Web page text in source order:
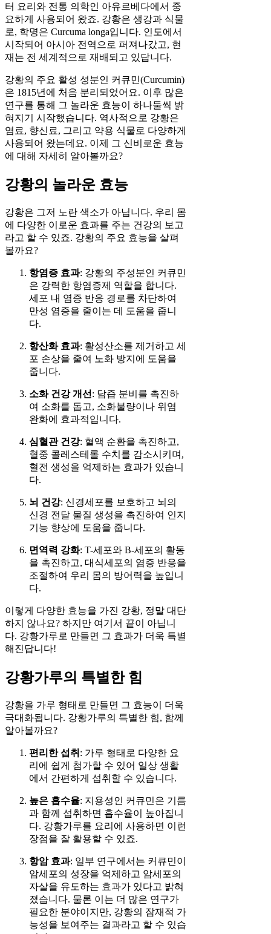
터 요리와 전통 의학인 아유르베다에서 중
요하게 사용되어 왔죠. 강황은 생강과 식물
로, 학명은 Curcuma longa입니다. 인도에서
시작되어 아시아 전역으로 퍼져나갔고, 현
재는 전 세계적으로 재배되고 있답니다.
강황의 주요 활성 성분인 커큐민(Curcumin)
은 1815년에 처음 분리되었어요. 이후 많은
연구를 통해 그 놀라운 효능이 하나둘씩 밝
혀지기 시작했습니다. 역사적으로 강황은
염료, 향신료, 그리고 약용 식물로 다양하게
사용되어 왔는데요. 이제 그 신비로운 효능
에 대해 자세히 알아볼까요?
강황의 놀라운 효능
강황은 그저 노란 색소가 아닙니다. 우리 몸
에 다양한 이로운 효과를 주는 건강의 보고
라고 할 수 있죠. 강황의 주요 효능을 살펴
볼까요?
항염증 효과: 강황의 주성분인 커큐민
은 강력한 항염증제 역할을 합니다.
세포 내 염증 반응 경로를 차단하여
만성 염증을 줄이는 데 도움을 줍니
다.
항산화 효과: 활성산소를 제거하고 세
포 손상을 줄여 노화 방지에 도움을
줍니다.
소화 건강 개선 : 담즙 분비를 촉진하
여 소화를 돕고, 소화불량이나 위염
완화에 효과적입니다.
심혈관 건강: 혈액 순환을 촉진하고,
혈중 콜레스테롤 수치를 감소시키며,
혈전 생성을 억제하는 효과가 있습니
다.
뇌 건강: 신경세포를 보호하고 뇌의
신경 전달 물질 생성을 촉진하여 인지
기능 향상에 도움을 줍니다.
면역력 강화: T-세포와 B-세포의 활동
을 촉진하고, 대식세포의 염증 반응을
조절하여 우리 몸의 방어력을 높입니
다.
이렇게 다양한 효능을 가진 강황, 정말 대단
하지 않나요? 하지만 여기서 끝이 아닙니
다. 강황가루로 만들면 그 효과가 더욱 특별
해진답니다!
강황가루의 특별한 힘
강황을 가루 형태로 만들면 그 효능이 더욱
극대화됩니다. 강황가루의 특별한 힘, 함께
알아볼까요?
편리한 섭취 : 가루 형태로 다양한 요
리에 쉽게 첨가할 수 있어 일상 생활
에서 간편하게 섭취할 수 있습니다.
높은 흡수율: 지용성인 커큐민은 기름
과 함께 섭취하면 흡수율이 높아집니
다. 강황가루를 요리에 사용하면 이런
장점을 잘 활용할 수 있죠.
항암 효과: 일부 연구에서는 커큐민이
암세포의 성장을 억제하고 암세포의
자살을 유도하는 효과가 있다고 밝혀
졌습니다. 물론 이는 더 많은 연구가
필요한 분야이지만, 강황의 잠재적 가
능성을 보여주는 결과라고 할 수 있습